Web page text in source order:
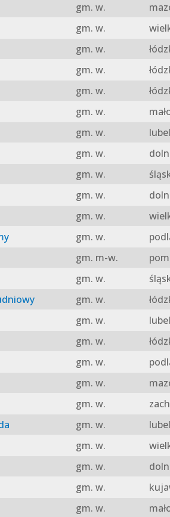
gm. w.
gm. w.
gm. w.
gm. w.
gm. w.
gm. w.
gm. w.
gm. w.
gm. w.
gm. w.
gm. w.
gm. w.
gm. m-w.
gm. w.
gm. w.
gm. w.
gm. w.
gm. w.
gm. w.
gm. w.
gm. w.
gm. w.
gm. w.
gm. w.
gm. w.